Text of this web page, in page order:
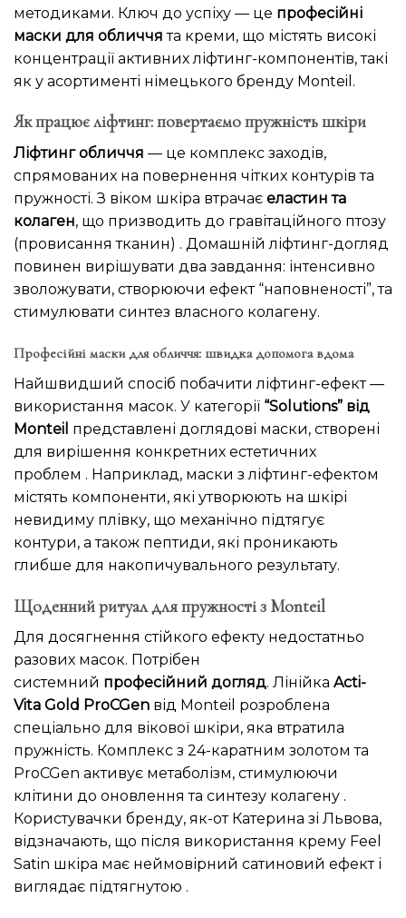
методиками. Ключ до успіху — це професійні
маски для обличчя та креми, що містять високі
концентрації активних ліфтинг-компонентів, такі
як у асортименті німецького бренду Monteil.
Як працює ліфтинг: повертаємо пружність шкіри
Ліфтинг обличчя — це комплекс заходів,
спрямованих на повернення чітких контурів та
пружності. З віком шкіра втрачає еластин та
колаген, що призводить до гравітаційного птозу
(провисання тканин) . Домашній ліфтинг-догляд
повинен вирішувати два завдання: інтенсивно
зволожувати, створюючи ефект “наповненості”, та
стимулювати синтез власного колагену.
Професійні маски для обличчя: швидка допомога вдома
Найшвидший спосіб побачити ліфтинг-ефект —
використання масок. У категорії “Solutions” від
Monteil представлені доглядові маски, створені
для вирішення конкретних естетичних
проблем . Наприклад, маски з ліфтинг-ефектом
містять компоненти, які утворюють на шкірі
невидиму плівку, що механічно підтягує
контури, а також пептиди, які проникають
глибше для накопичувального результату.
Щоденний ритуал для пружності з Monteil
Для досягнення стійкого ефекту недостатньо
разових масок. Потрібен
системний професійний догляд. Лінійка Acti-
Vita Gold ProCGen від Monteil розроблена
спеціально для вікової шкіри, яка втратила
пружність. Комплекс з 24-каратним золотом та
ProCGen активує метаболізм, стимулюючи
клітини до оновлення та синтезу колагену .
Користувачки бренду, як-от Катерина зі Львова,
відзначають, що після використання крему Feel
Satin шкіра має неймовірний сатиновий ефект і
виглядає підтягнутою .